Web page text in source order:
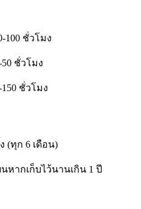
100 ชั่วโมง
ชั่วโมง
ชั่วโมง
(ทุก 6 เดือน)
หากเก็บไว้นานเกิน 1 ปี